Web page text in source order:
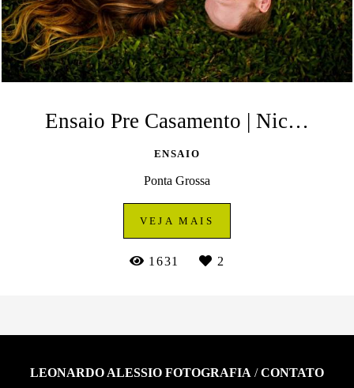
Ensaio Pre Casamento | Nicole e Angelo | Porto Brazos | Ponta Grossa
ENSAIO
Ponta Grossa
VEJA MAIS
1631 2
LEONARDO ALESSIO FOTOGRAFIA /CONTATO